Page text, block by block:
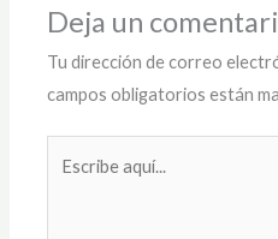
Deja un
Tu dirección de correo
campos obligatorios están